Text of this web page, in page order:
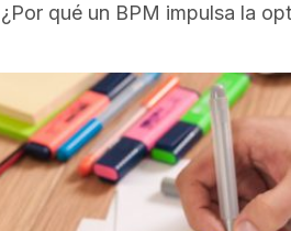
¿Por qué un BPM impulsa la